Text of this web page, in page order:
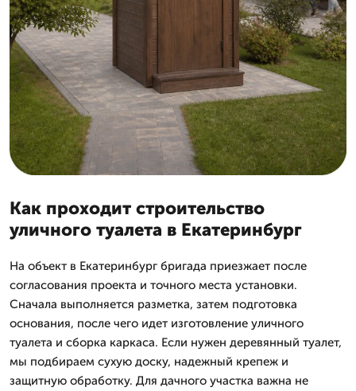
Как проходит строительство
уличного туалета в Екатеринбург
На объект в Екатеринбург бригада приезжает после
согласования проекта и точного места установки.
Сначала выполняется разметка, затем подготовка
основания, после чего идет изготовление уличного
туалета и сборка каркаса. Если нужен деревянный туалет,
мы подбираем сухую доску, надежный крепеж и
защитную обработку. Для дачного участка важна не